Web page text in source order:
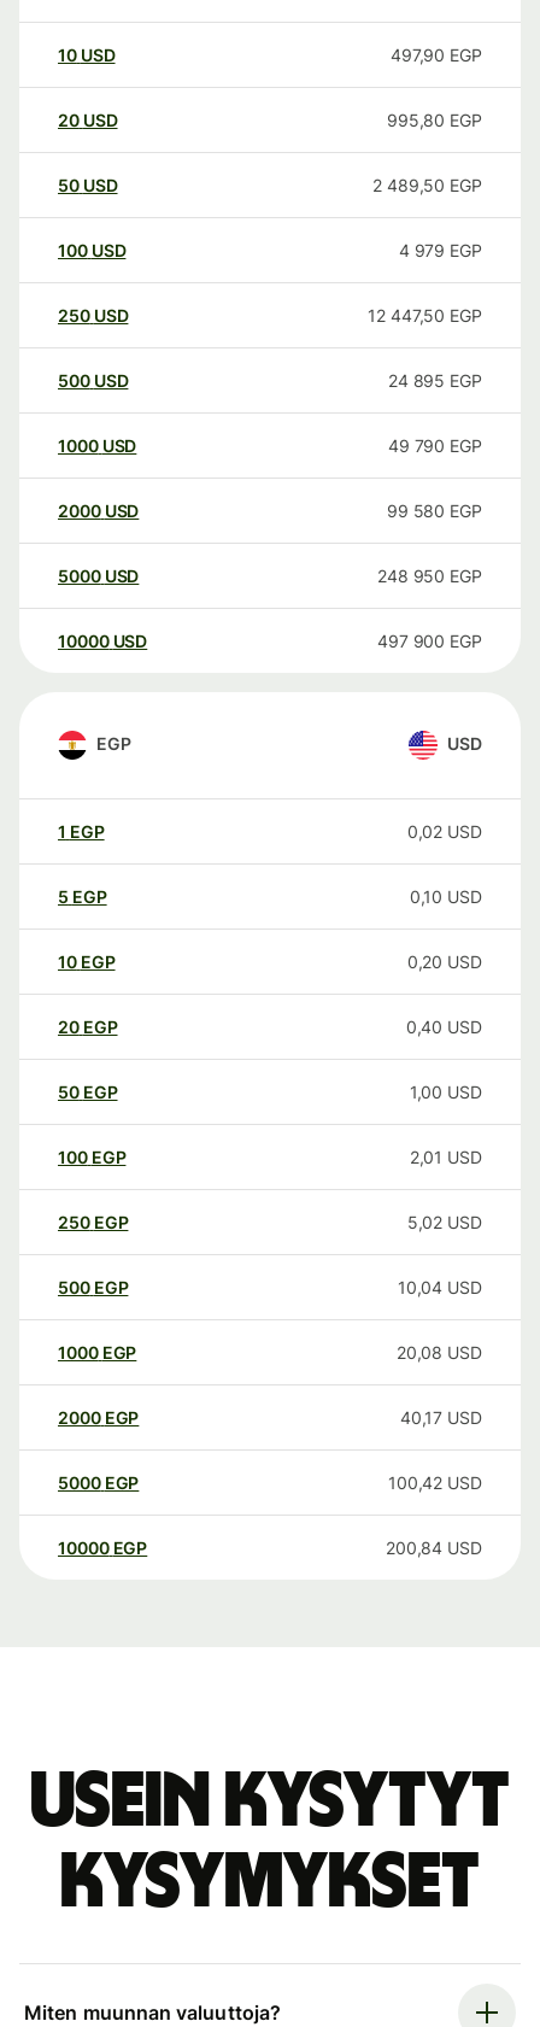
10 USD 497,90 EGP
20 USD 995,80 EGP
50 USD 2 489,50 EGP
100 USD 4 979 EGP
250 USD 12 447,50 EGP
500 USD 24 895 EGP
1000 USD 49 790 EGP
2000 USD 99 580 EGP
5000 USD 248 950 EGP
10000 USD 497 900 EGP
EGP USD
1 EGP 0,02 USD
5 EGP 0,10 USD
10 EGP 0,20 USD
20 EGP 0,40 USD
50 EGP 1,00 USD
100 EGP 2,01 USD
250 EGP 5,02 USD
500 EGP 10,04 USD
1000 EGP 20,08 USD
2000 EGP 40,17 USD
5000 EGP 100,42 USD
10000 EGP 200,84 USD
Usein kysytyt
kysymykset
Miten muunnan valuuttoja?